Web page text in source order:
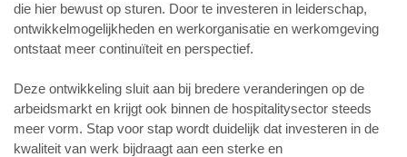
die hier bewust op sturen. Door te investeren in leiderschap,
ontwikkelmogelijkheden en werkorganisatie en werkomgeving
ontstaat meer continuïteit en perspectief.
Deze ontwikkeling sluit aan bij bredere veranderingen op de
arbeidsmarkt en krijgt ook binnen de hospitalitysector steeds
meer vorm. Stap voor stap wordt duidelijk dat investeren in de
kwaliteit van werk bijdraagt aan een sterke en